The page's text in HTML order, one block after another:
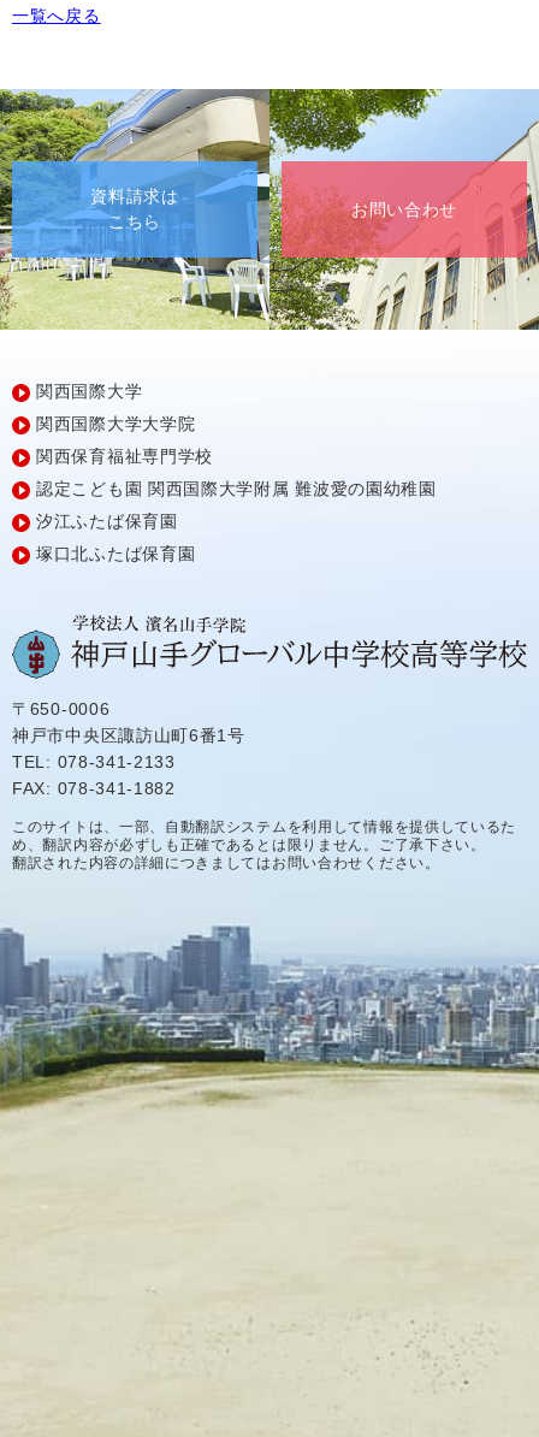
一覧へ戻る
資料請求は
こちら
お問い合わせ
関西国際大学
関西国際大学大学院
関西保育福祉専門学校
認定こども園 関西国際大学附属 難波愛の園幼稚園
汐江ふたば保育園
塚口北ふたば保育園
〒650-0006
神戸市中央区諏訪山町6番1号
TEL: 078-341-2133
FAX: 078-341-1882
このサイトは、一部、自動翻訳システムを利用して情報を提供しているた
め、翻訳内容が必ずしも正確であるとは限りません。ご了承下さい。
翻訳された内容の詳細につきましてはお問い合わせください。